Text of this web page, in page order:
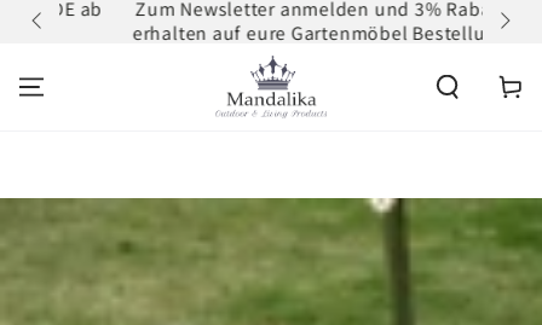
ZUM INHALT
SPRINGEN
ab
Zum Newsletter anmelden und 3% Rabatt
erhalten auf eure Gartenmöbel Bestellung